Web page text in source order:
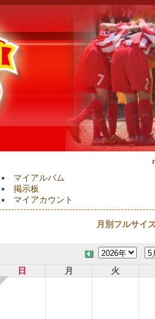
マイアルバム
掲示板
マイアカウント
月別フルサイ
日 月 火